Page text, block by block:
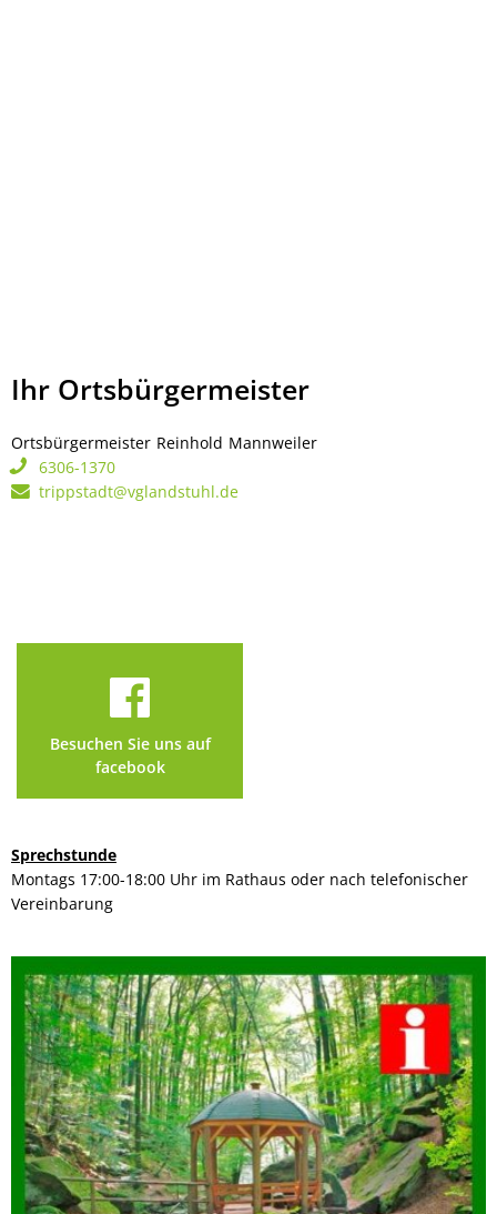
Ihr Ortsbürgermeister
Ortsbürgermeister Reinhold Mannweiler
6306-1370
trippstadt@vglandstuhl.de
Besuchen Sie uns auf
facebook
Sprechstunde
Montags 17:00-18:00 Uhr im Rathaus oder nach telefonischer
Vereinbarung